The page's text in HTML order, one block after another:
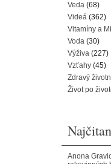
Veda (68)
Videá (362)
Vitamíny a
Voda (30)
Výživa (227)
Vzťahy (45)
Zdravý
Život po
Anona